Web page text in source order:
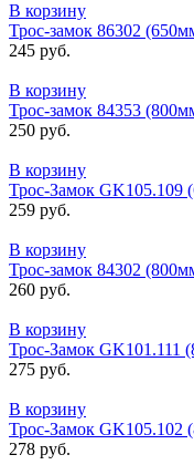
В корзину
Трос-замок 86302
245 руб.
В корзину
Трос-замок 84353
250 руб.
В корзину
Трос-Замок GK105.109
259 руб.
В корзину
Трос-замок 84302
260 руб.
В корзину
Трос-Замок GK101.111
275 руб.
В корзину
Трос-Замок GK105.102
278 руб.